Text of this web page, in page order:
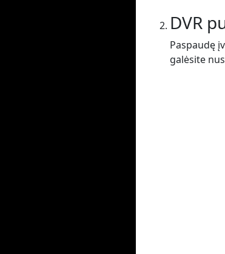
DVR
Paspaudę
galėsite